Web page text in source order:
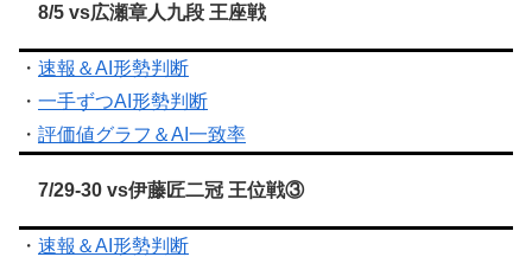
8/5 vs広瀬章人九段 王座戦
・ 速報＆AI形勢判断
・ 一手ずつAI形勢判断
・ 評価値グラフ＆AI一致率
7/29-30 vs伊藤匠二冠 王位戦③
・ 速報＆AI形勢判断